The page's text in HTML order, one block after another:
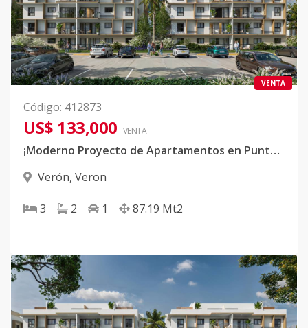
VENTA
Código: 412873
US$ 133,000 VENTA
¡Moderno Proyecto de Apartamentos en Punta Cana!
Verón, Veron
3 2 1 87.19 Mt2